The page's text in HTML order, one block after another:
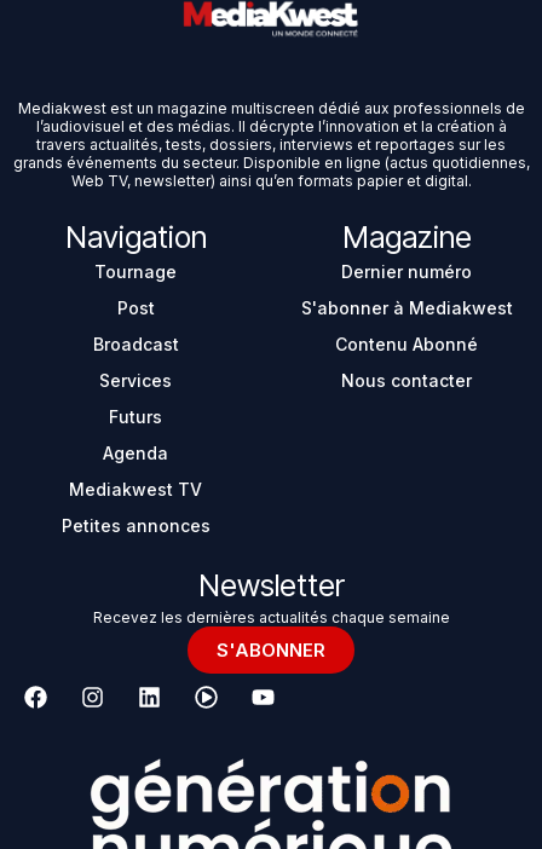
Mediakwest est un magazine multiscreen dédié aux professionnels de
l’audiovisuel et des médias. Il décrypte l’innovation et la création à
travers actualités, tests, dossiers, interviews et reportages sur les
grands événements du secteur. Disponible en ligne (actus quotidiennes,
Web TV, newsletter) ainsi qu’en formats papier et digital.
Navigation
Tournage
Post
Broadcast
Services
Futurs
Agenda
Mediakwest TV
Petites annonces
Magazine
Dernier numéro
S'abonner à Mediakwest
Contenu Abonné
Nous contacter
Newsletter
Recevez les dernières actualités chaque semaine
S'ABONNER